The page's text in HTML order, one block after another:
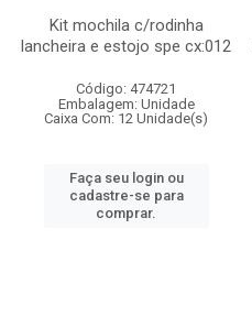
Kit mochila c/rodinha
lancheira e estojo spe cx:012
Código: 474721
Embalagem: Unidade
Caixa Com: 12 Unidade(s)
Faça seu login ou
cadastre-se para
comprar.